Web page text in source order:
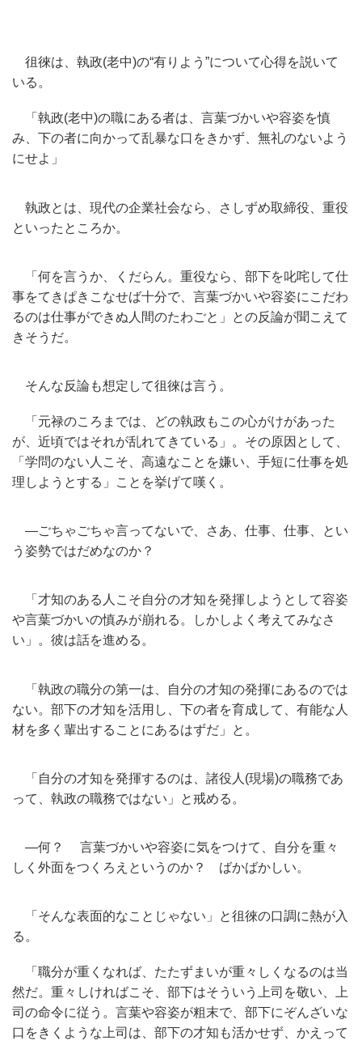
徂徠は、執政(老中)の“有りよう”について心得を説いて
いる。
「執政(老中)の職にある者は、言葉づかいや容姿を慎
み、 下の者に向かって乱暴な口をきかず、無礼のないよう
にせよ」
執政とは、現代の企業社会なら、さしずめ取締役、 重役
といったところか。
「何を言うか、くだらん。重役なら、部下を叱咤して仕
事をてきぱきこなせば十分で、 言葉づかいや容姿にこだわ
るのは仕事ができぬ人間のたわごと」
との反論が聞こえて
きそうだ。
そんな反論も想定して徂徠は言う。
「元禄のころまでは、どの執政もこの心がけがあった
が、 近頃ではそれが乱れてきている」。その原因として、
「 学問のない人こそ、高遠なことを嫌い、 手短に仕事を処
理しようとする」ことを挙げて嘆く。
―ごちゃごちゃ言ってないで、さあ、仕事、仕事、
とい
う姿勢ではだめなのか？
「 才知のある人こそ自分の才知を発揮しようとして容姿
や言葉づかいの慎みが崩れる。しかしよく考えてみなさ
い」。彼は話を進める。
「執政の職分の第一は、自分の才知の発揮にあるのでは
ない。 部下の才知を活用し、下の者を育成して、 有能な人
材を多く輩出することにあるはずだ」と。
「自分の才知を発揮するのは、諸役人(現場)の職務であ
って、 執政の職務ではない」と戒める。
―何？ 言葉づかいや容姿に気をつけて、
自分を重々
しく外面をつくろえというのか？ ばかばかしい。
「そんな表面的なことじゃない」と徂徠の口調に熱が入
る。
「職分が重くなれば、たたずまいが重々しくなるのは当
然だ。 重々しければこそ、部下はそういう上司を敬い、
上
司の命令に従う。言葉や容姿が粗末で、 部下にぞんざいな
口をきくような上司は、部下の才知も活かせず、 かえって